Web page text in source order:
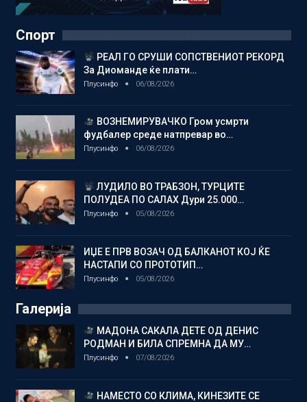
Спорт
РЕАЛ ГО СРУШИ СОПСТВЕНИОТ РЕКОРД
За Диоманде ќе плати…
Плусинфо 06/08/2026
ВОЗНЕМИРУВАЧКО Гром усмрти
фудбалер среде натпревар во…
Плусинфо 06/08/2026
ЛУДИЛО ВО ТРАБЗОН, ТУРЦИТЕ
ПОЛУДЕА ПО САЛАХ Дури 25.000…
Плусинфо 05/08/2026
ИЏЕ Е ПРВ ВОЗАЧ ОД БАЛКАНОТ КОЈ ЌЕ
НАСТАПИ СО ПРОТОТИП…
Плусинфо 05/08/2026
Галерија
МАДОНА САКАЛА ДЕТЕ ОД ДЕНИС
РОДМАН И БИЛА СПРЕМНА ДА МУ…
Плусинфо 07/08/2026
НАМЕСТО СО КЛИМА, КИНЕЗИТЕ СЕ